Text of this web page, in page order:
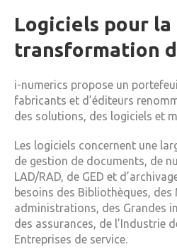
Logiciels pour la
transformation
i-numerics propose un
fabricants et d’éditeurs
des solutions, des logiciels et
Les logiciels concernent une
de gestion de documents, de
LAD/RAD, de GED et
besoins des Bibliothèques, des
administrations, des Grandes
des assurances, de l’Industrie
Entreprises de service.